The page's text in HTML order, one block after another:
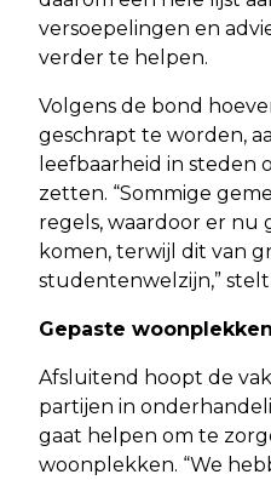
versoepelingen en
verder te helpen.
Volgens de bond
geschrapt te worden,
leefbaarheid in steden
zetten. “Sommige
regels, waardoor er nu
komen, terwijl dit van
studentenwelzijn,” stelt
Gepaste woonplekken
Afsluitend hoopt de
partijen in
gaat helpen om te
woonplekken. “We